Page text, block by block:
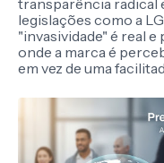
legislações como a
"invasividade" é real
onde a marca é
em vez de uma